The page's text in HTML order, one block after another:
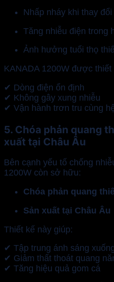
Nhấp nháy khi thay đổi
Tăng nhiễu điện trong
Ảnh hưởng tuổi thọ
KANADA 1200W được
✔ Dòng điện ổn định
✔ Không gây xung nhiễu
✔ Vận hành trơn tru cùng
5. Chóa phản quang
xuất tại Châu Âu
Bên cạnh yếu tố chống
1200W còn sở hữu:
Chóa phản quang
Sản xuất tại Châu Âu
Thiết kế này giúp:
✔ Tập trung ánh sáng
✔ Giảm thất thoát quang
✔ Tăng hiệu quả gom cá